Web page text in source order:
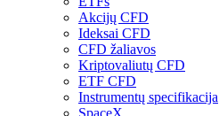
Akcijų CFD
Ideksai CFD
CFD žaliavos
Kriptovaliutų CFD
ETF CFD
Instrumentų specifikacija
SpaceX